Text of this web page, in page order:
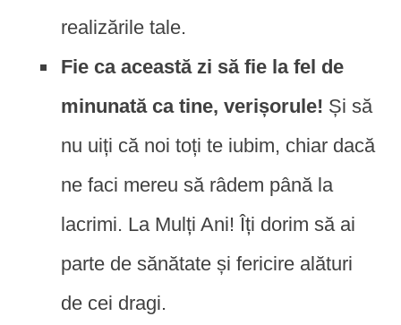
realizările tale.
Fie ca această zi să fie la fel de
minunată ca tine, verișorule! Și să
nu uiți că noi toți te iubim, chiar dacă
ne faci mereu să râdem până la
lacrimi. La Mulți Ani! Îți dorim să ai
parte de sănătate și fericire alături
de cei dragi.